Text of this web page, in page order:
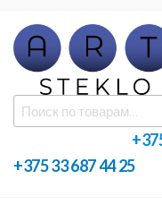
содержимому
ArtSteklo
ARTSTEKLO
—
производство
конструкций
в Минске
+375 33 687 44 25